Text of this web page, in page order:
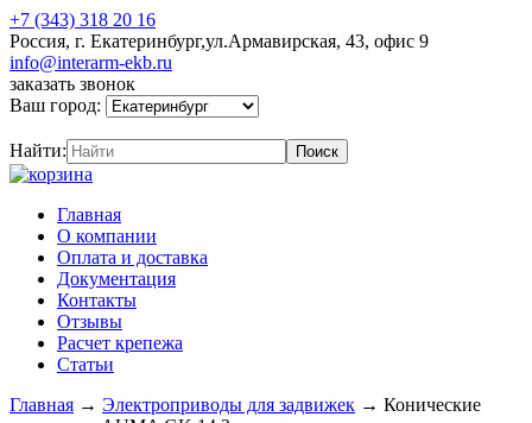
+7 (343) 318 20 16
Россия, г. Екатеринбург,ул.Армавирская, 43, офис 9
info@interarm-ekb.ru
заказать звонок
Ваш город:
Найти:
Главная
О компании
Оплата и доставка
Документация
Контакты
Отзывы
Расчет крепежа
Статьи
Главная → Электроприводы для задвижек → Конические